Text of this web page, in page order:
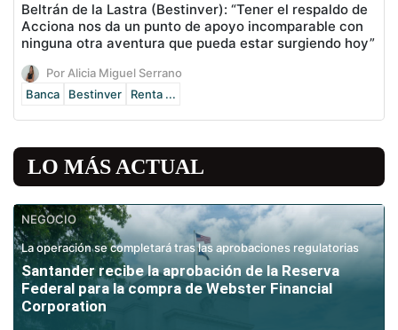
Beltrán de la Lastra (Bestinver): “Tener el respaldo de
Acciona nos da un punto de apoyo incomparable con
ninguna otra aventura que pueda estar surgiendo hoy”
Por Alicia Miguel Serrano
Banca
Bestinver Renta ...
LO MÁS ACTUAL
NEGOCIO
La operación se completará tras las aprobaciones regulatorias
Santander recibe la aprobación de la Reserva
Federal para la compra de Webster Financial
Corporation